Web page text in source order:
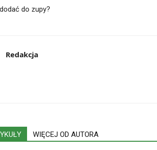
do zupy?
Redakcja
WIĘCEJ OD AUTORA